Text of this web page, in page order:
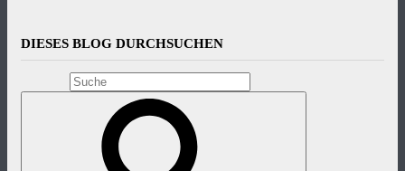
DIESES BLOG DURCHSUCHEN